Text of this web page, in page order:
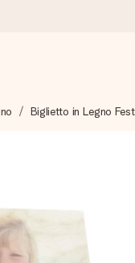
e lo spediamo in un
4,7 su Google
Biglietto in Legno